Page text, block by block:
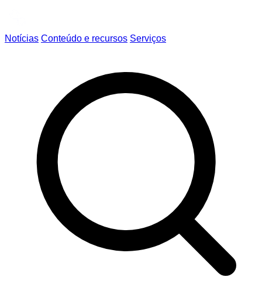
Notícias Conteúdo e recursos Serviços